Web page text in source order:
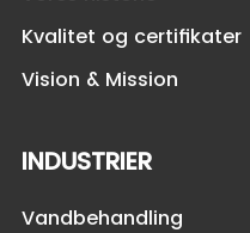
Kvalitet og certifikater
Vision & Mission
INDUSTRIER
Vandbehandling